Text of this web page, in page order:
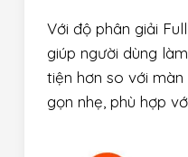
Với độ phân giải
giúp người dùng
tiện hơn so với
gọn nhẹ, phù hợp